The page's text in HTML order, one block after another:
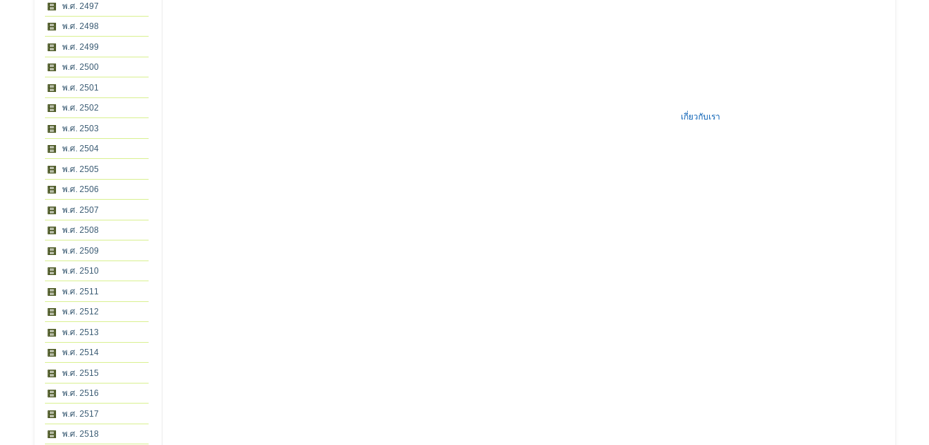
พ.ศ. 2497
พ.ศ. 2498
พ.ศ. 2499
พ.ศ. 2500
พ.ศ. 2501
พ.ศ. 2502
พ.ศ. 2503
พ.ศ. 2504
พ.ศ. 2505
พ.ศ. 2506
พ.ศ. 2507
พ.ศ. 2508
พ.ศ. 2509
พ.ศ. 2510
พ.ศ. 2511
พ.ศ. 2512
พ.ศ. 2513
พ.ศ. 2514
พ.ศ. 2515
พ.ศ. 2516
พ.ศ. 2517
พ.ศ. 2518
เกี่ยวกับเรา